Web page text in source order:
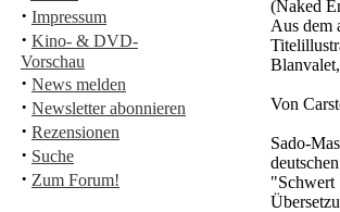
· Impressum
· Kino- & DVD-
Vorschau
· News melden
· Newsletter abonnieren
· Rezensionen
· Suche
· Zum Forum!
(Naked
Aus dem
Von
Sado-
"Schwert